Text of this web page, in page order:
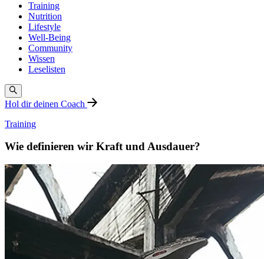
Training
Nutrition
Lifestyle
Well-Being
Community
Wissen
Leselisten
Hol dir deinen Coach
Training
Wie definieren wir Kraft und Ausdauer?